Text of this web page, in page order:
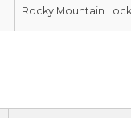
Rocky Mountain